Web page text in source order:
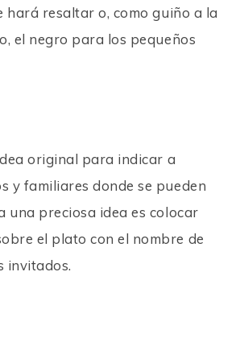
hará resaltar o, como guiño a la
el negro para los pequeños
original para indicar a
y familiares donde se pueden
una preciosa idea es colocar
el plato con el nombre de
invitados.